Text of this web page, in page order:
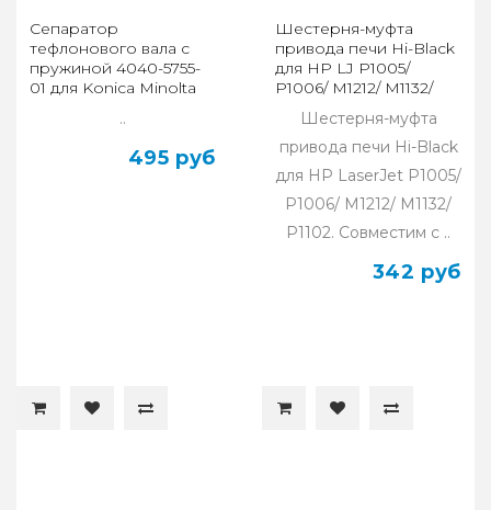
Сепаратор
тефлонового вала с
пружиной 4040-5755-
01 для Konica Minolta
..
495 руб
Шестерня-муфта
привода печи Hi-Black
для HP LJ P1005/
P1006/ M1212/ M1132/
P1102
Шестерня-муфта
привода печи Hi-Black
для HP LaserJet P1005/
P1006/ M1212/ M1132/
P1102. Совместим с ..
342 руб